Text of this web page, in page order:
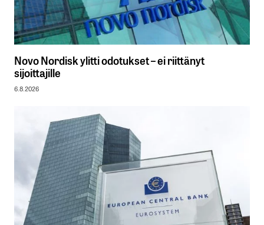
Novo Nordisk ylitti odotukset – ei riittänyt
sijoittajille
6.8.2026